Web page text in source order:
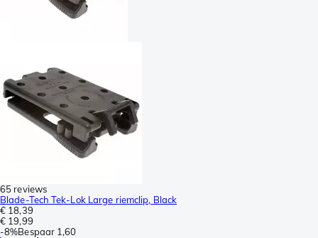
65 reviews
Blade-Tech Tek-Lok Large riemclip, Black
€ 18,39
€ 19,99
-8%Bespaar 1,60